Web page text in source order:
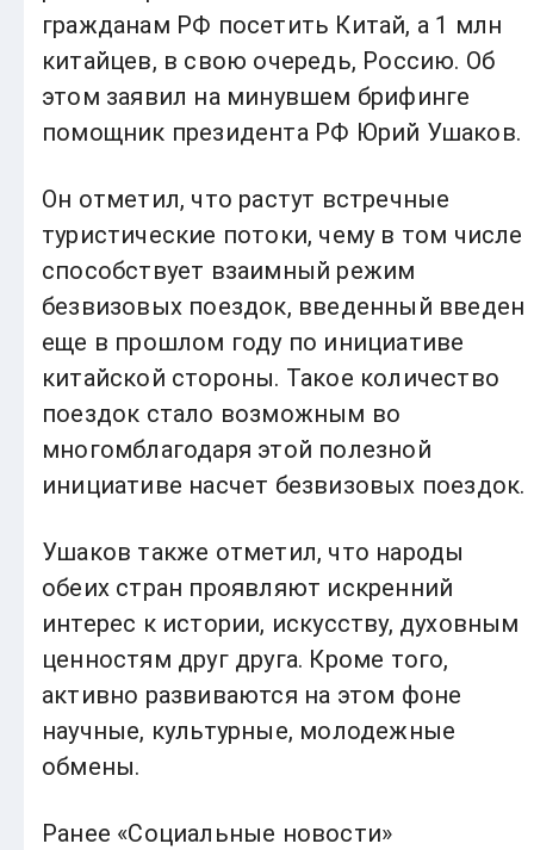
гражданам РФ посетить Китай, а 1 млн
китайцев, в свою очередь, Россию. Об
этом заявил на минувшем брифинге
помощник президента РФ Юрий Ушаков.
Он отметил, что растут встречные
туристические потоки, чему в том числе
способствует взаимный режим
безвизовых поездок, введенный введен
еще в прошлом году по инициативе
китайской стороны. Такое количество
поездок стало возможным во
многомблагодаря этой полезной
инициативе насчет безвизовых поездок.
Ушаков также отметил, что народы
обеих стран проявляют искренний
интерес к истории, искусству, духовным
ценностям друг друга. Кроме того,
активно развиваются на этом фоне
научные, культурные, молодежные
обмены.
Ранее «Социальные новости»